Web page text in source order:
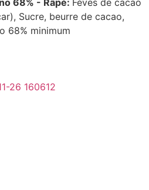
68% - Râpé: Fèves de cacao
Sucre, beurre de cacao,
68% minimum